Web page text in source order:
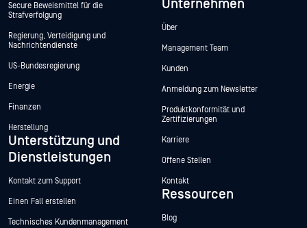
Secure Beweismittel für die
Strafverfolgung
Regierung, Verteidigung und
Nachrichtendienste
US-Bundesregierung
Energie
Finanzen
Herstellung
Unterstützung und
Dienstleistungen
Kontakt zum Support
Einen Fall erstellen
Technisches Kundenmanagement
Unternehmen
Über
Management Team
Kunden
Anmeldung zum Newsletter
Produktkonformität und
Zertifizierungen
Karriere
Offene Stellen
Kontakt
Ressourcen
Blog